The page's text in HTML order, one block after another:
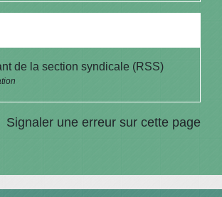
de la section syndicale (RSS)
Signaler une erreur sur cette page